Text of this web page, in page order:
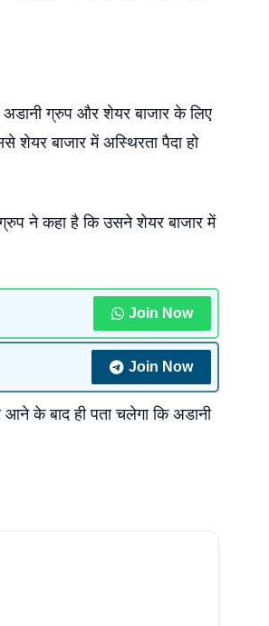
ग्रुप और शेयर बाजार के लिए
शेयर बाजार में अस्थिरता पैदा हो
ग्रुप ने कहा है कि उसने शेयर बाजार में
Join Now
Join Now
आने के बाद ही पता चलेगा कि अडानी